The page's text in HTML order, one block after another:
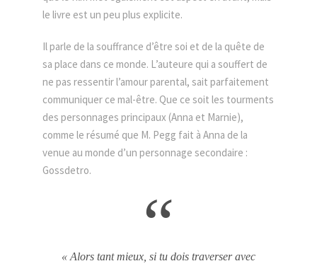
le livre est un peu plus explicite.
Il parle de la souffrance d’être soi et de la quête de
sa place dans ce monde. L’auteure qui a souffert de
ne pas ressentir l’amour parental, sait parfaitement
communiquer ce mal-être. Que ce soit les tourments
des personnages principaux (Anna et Marnie),
comme le résumé que M. Pegg fait à Anna de la
venue au monde d’un personnage secondaire :
Gossdetro.
“
« Alors tant mieux, si tu dois traverser avec